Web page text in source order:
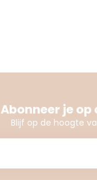
Abonneer je op
Blijf op de hoogte